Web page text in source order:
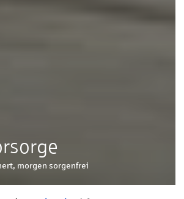
morgen sorgenfrei